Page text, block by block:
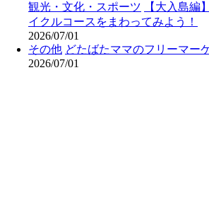
観光・文化・スポーツ
【大入島編
イクルコースをまわってみよう！
2026/07/01
その他 どたばたママのフリーマー
2026/07/01